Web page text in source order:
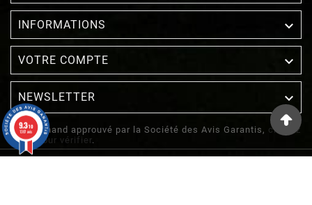
INFORMATIONS 
VOTRE COMPTE 
NEWSLETTER 
Marchand approuvé par la Société des Avis Garantis, cliquez
ici pour vérifier.
9.3/10
1387 avis